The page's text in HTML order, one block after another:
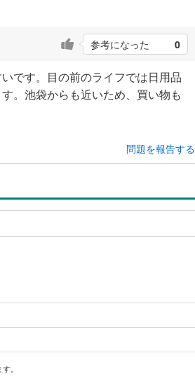
参考になった 0
です。目の前のライフでは日用品
。池袋からも近いため、買い物も
問題を報告する
。